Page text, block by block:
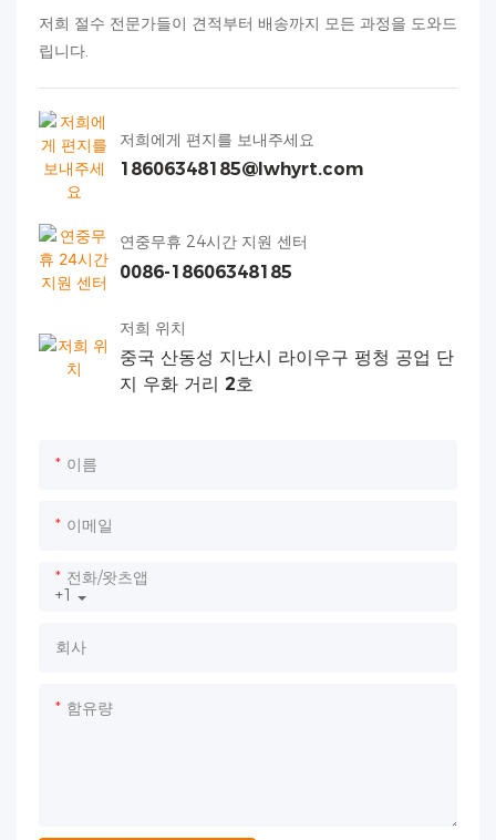
저희 절수 전문가들이 견적부터 배송까지 모든 과정을 도와드
립니다.
저희에게 편지를 보내주세요
18606348185@lwhyrt.com
연중무휴 24시간 지원 센터
0086-18606348185
저희 위치
중국 산동성 지난시 라이우구 펑청 공업 단
지 우화 거리 2호
이름
이메일
+1
전화/왓츠앱
회사
함유량